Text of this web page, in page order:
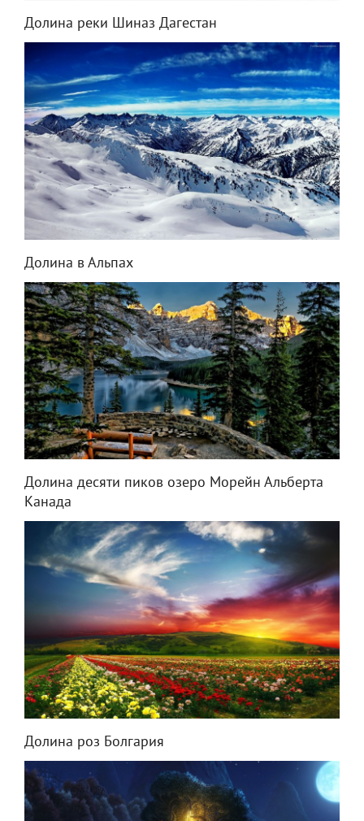
Долина реки Шиназ Дагестан
Долина в Альпах
Долина десяти пиков озеро Морейн Альберта
Канада
Долина роз Болгария